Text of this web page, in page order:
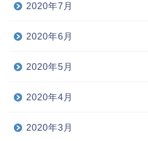
2020年7月
2020年6月
2020年5月
2020年4月
2020年3月